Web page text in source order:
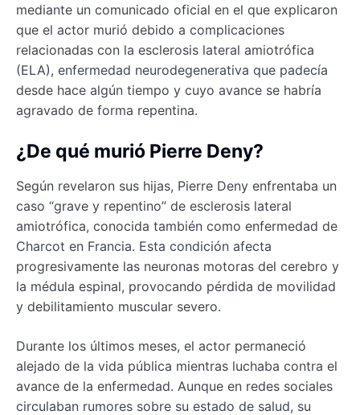
mediante un comunicado oficial en el que explicaron
que el actor murió debido a complicaciones
relacionadas con la esclerosis lateral amiotrófica
(ELA), enfermedad neurodegenerativa que padecía
desde hace algún tiempo y cuyo avance se habría
agravado de forma repentina.
¿De qué murió Pierre Deny?
Según revelaron sus hijas, Pierre Deny enfrentaba un
caso “grave y repentino” de esclerosis lateral
amiotrófica, conocida también como enfermedad de
Charcot en Francia. Esta condición afecta
progresivamente las neuronas motoras del cerebro y
la médula espinal, provocando pérdida de movilidad
y debilitamiento muscular severo.
Durante los últimos meses, el actor permaneció
alejado de la vida pública mientras luchaba contra el
avance de la enfermedad. Aunque en redes sociales
circulaban rumores sobre su estado de salud, su